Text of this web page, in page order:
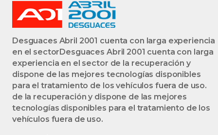
Desguaces Abril 2001 cuenta con larga experiencia
en el sectorDesguaces Abril 2001 cuenta con larga
experiencia en el sector de la recuperación y
dispone de las mejores tecnologías disponibles
para el tratamiento de los vehículos fuera de uso.
de la recuperación y dispone de las mejores
tecnologías disponibles para el tratamiento de los
vehículos fuera de uso.